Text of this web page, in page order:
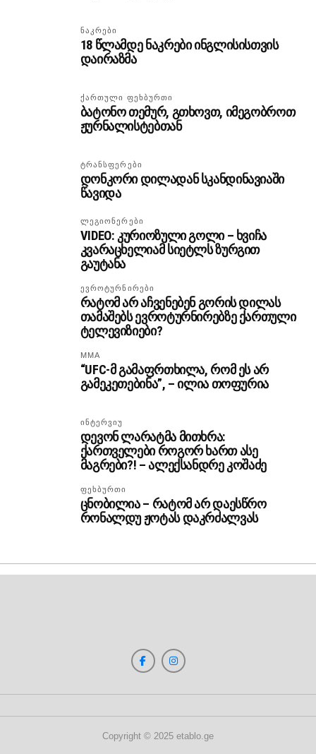
ᲜᲐᲙᲠᲔᲑᲘ
18 წლამდე ნაკრები ინგლისისთვის
დაირაზმა
ᲥᲐᲠᲗᲣᲚᲘ ᲤᲔᲮᲑᲣᲠᲗᲘ
ბატონო თემურ, გთხოვთ, იმეგობროთ
ჟურნალისტებთან
ᲢᲠᲐᲜᲡᲤᲔᲠᲔᲑᲘ
დონკორი დილადან სკანდინავიაში
წავიდა
ᲚᲔᲒᲘᲝᲜᲔᲠᲔᲑᲘ
VIDEO: კურიოზული გოლი – ხვიჩა
კვარაცხელიამ სიეტლს ზურგით
გაუტანა
ᲔᲕᲠᲝᲢᲣᲠᲜᲘᲠᲔᲑᲘ
რატომ არ აჩვენებენ გორის დილას
თამაშებს ევროტურნირებზე ქართული
ტელევიზიები?
MMA
“UFC-მ გამაფრთხილა, რომ ეს არ
გამეკეთებინა”, – ილია თოფურია
ᲘᲜᲢᲔᲠᲕᲘᲣ
დევონ ლარატმა მითხრა:
ქართველები როგორ ხართ ასე
მაგრები?! – ალექსანდრე კოშაძე
ᲤᲔᲮᲑᲣᲠᲗᲘ
ცნობილია – რატომ არ დაესწრო
რონალდუ ჟოტას დაკრძალვას
Copyright © 2025 etablo.ge